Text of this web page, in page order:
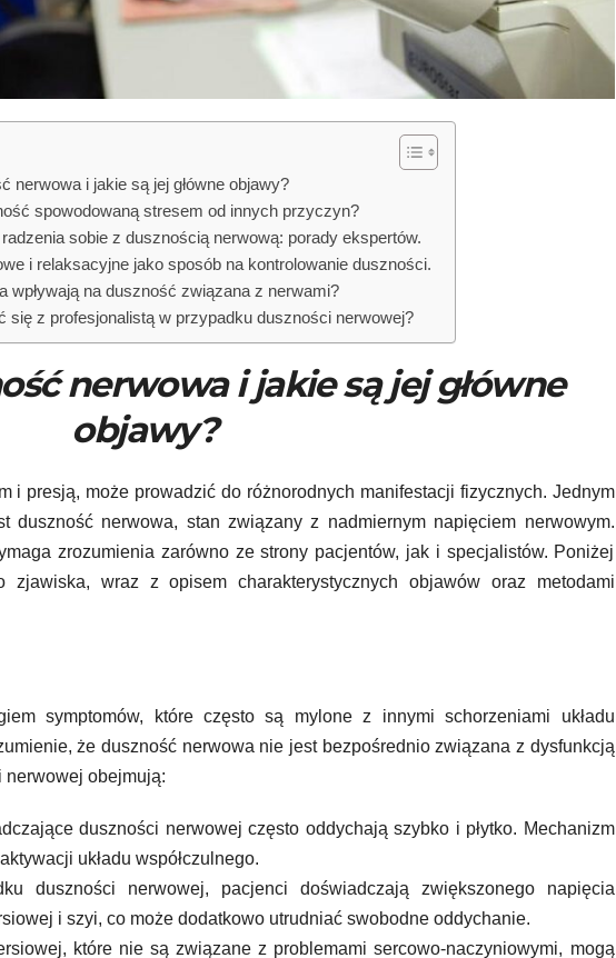
nerwowa i jakie są jej główne objawy?
spowodowaną stresem od innych przyczyn?
sobie z dusznością nerwową: porady ekspertów.
i relaksacyjne jako sposób na kontrolowanie duszności.
wpływają na duszność związana z nerwami?
się z profesjonalistą w przypadku duszności nerwowej?
nerwowa i jakie są jej główne
objawy?
i presją, może prowadzić do różnorodnych manifestacji fizycznych. Jednym
duszność nerwowa, stan związany z nadmiernym napięciem nerwowym.
zrozumienia zarówno ze strony pacjentów, jak i specjalistów. Poniżej
zjawiska, wraz z opisem charakterystycznych objawów oraz metodami
symptomów, które często są mylone z innymi schorzeniami układu
że duszność nerwowa nie jest bezpośrednio związana z dysfunkcją
nerwowej obejmują:
duszności nerwowej często oddychają szybko i płytko. Mechanizm
układu współczulnego.
duszności nerwowej, pacjenci doświadczają zwiększonego napięcia
i szyi, co może dodatkowo utrudniać swobodne oddychanie.
które nie są związane z problemami sercowo-naczyniowymi, mogą